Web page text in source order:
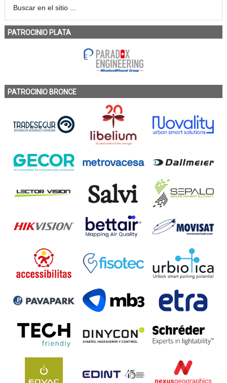
PATROCINIO PLATA
PATROCINIO BRONCE